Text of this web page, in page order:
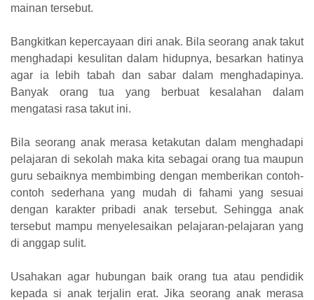
mainan tersebut.
Bangkitkan kepercayaan diri anak. Bila seorang anak takut
menghadapi kesulitan dalam hidupnya, besarkan hatinya
agar ia lebih tabah dan sabar dalam menghadapinya.
Banyak orang tua yang berbuat kesalahan dalam
mengatasi rasa takut ini.
Bila seorang anak merasa ketakutan dalam menghadapi
pelajaran di sekolah maka kita sebagai orang tua maupun
guru sebaiknya membimbing dengan memberikan contoh-
contoh sederhana yang mudah di fahami yang sesuai
dengan karakter pribadi anak tersebut. Sehingga anak
tersebut mampu menyelesaikan pelajaran-pelajaran yang
di anggap sulit.
Usahakan agar hubungan baik orang tua atau pendidik
kepada si anak terjalin erat. Jika seorang anak merasa